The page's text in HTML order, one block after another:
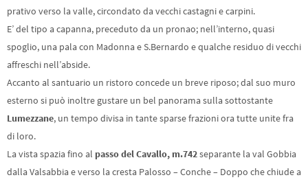
prativo verso la valle, circondato da vecchi castagni e carpini.
E’ del tipo a capanna, preceduto da un pronao; nell’interno, quasi
spoglio, una pala con Madonna e S.Bernardo e qualche residuo di vecchi
affreschi nell’abside.
Accanto al santuario un ristoro concede un breve riposo; dal suo muro
esterno si può inoltre gustare un bel panorama sulla sottostante
Lumezzane, un tempo divisa in tante sparse frazioni ora tutte unite fra
di loro.
La vista spazia fino al passo del Cavallo, m.742separante la val Gobbia
dalla Valsabbia e verso la cresta Palosso – Conche – Doppo che chiude a